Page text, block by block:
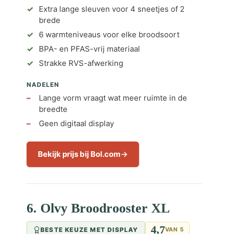
Extra lange sleuven voor 4 sneetjes of 2
brede
6 warmteniveaus voor elke broodsoort
BPA- en PFAS-vrij materiaal
Strakke RVS-afwerking
NADELEN
Lange vorm vraagt wat meer ruimte in de
breedte
Geen digitaal display
Bekijk prijs bij Bol.com
6. Olvy Broodrooster XL
BESTE KEUZE MET DISPLAY 4,7VAN 5